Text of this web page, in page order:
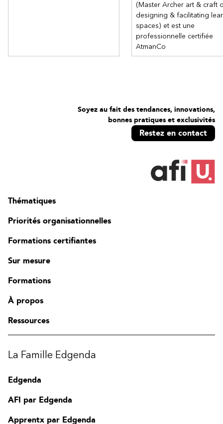
(Master Archer art & craft
designing & facilitating
spaces) et est une
professionnelle certifiée
AtmanCo
Soyez au fait des tendances, innovations,
bonnes pratiques et exclusivités
Restez en contact
Thématiques
Priorités organisationnelles
Formations certifiantes
Sur mesure
Formations
À propos
Ressources
La Famille Edgenda
Edgenda
AFI par Edgenda
Apprentx par Edgenda